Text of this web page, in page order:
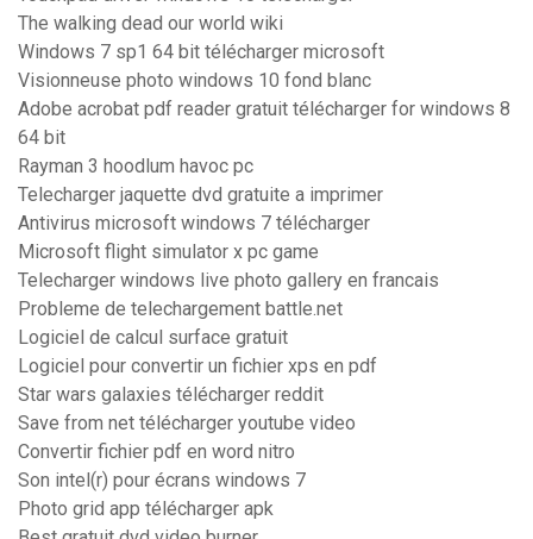
The walking dead our world wiki
Windows 7 sp1 64 bit télécharger microsoft
Visionneuse photo windows 10 fond blanc
Adobe acrobat pdf reader gratuit télécharger for windows 8
64 bit
Rayman 3 hoodlum havoc pc
Telecharger jaquette dvd gratuite a imprimer
Antivirus microsoft windows 7 télécharger
Microsoft flight simulator x pc game
Telecharger windows live photo gallery en francais
Probleme de telechargement battle.net
Logiciel de calcul surface gratuit
Logiciel pour convertir un fichier xps en pdf
Star wars galaxies télécharger reddit
Save from net télécharger youtube video
Convertir fichier pdf en word nitro
Son intel(r) pour écrans windows 7
Photo grid app télécharger apk